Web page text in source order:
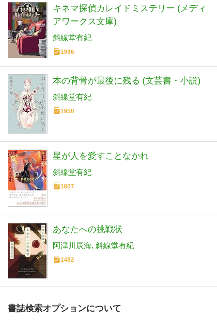
キネマ探偵カレイドミステリー (メディ
アワークス文庫)
斜線堂有紀
1996
本の背骨が最後に残る (文芸書・小説)
斜線堂有紀
1950
星が人を愛すことなかれ
斜線堂有紀
1807
あなたへの挑戦状
阿津川辰海 斜線堂有紀
1482
書誌検索オプションについて